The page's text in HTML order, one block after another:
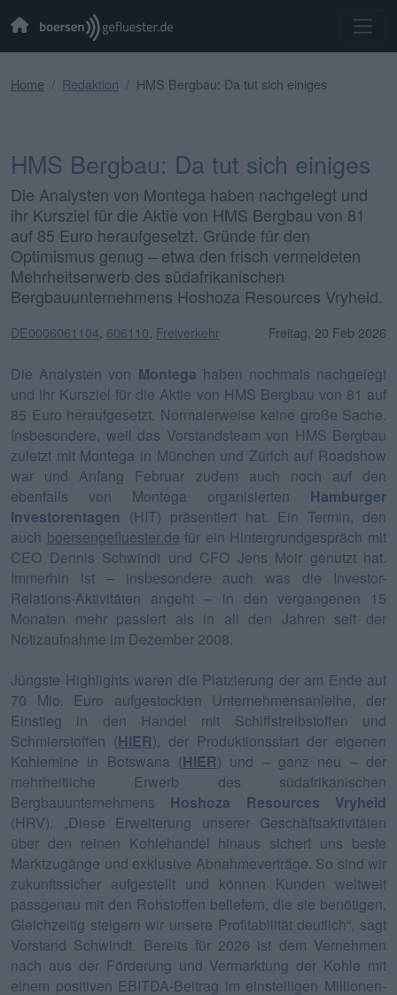
Home Redaktion HMS Bergbau: Da tut sich einiges
HMS Bergbau: Da tut sich einiges
Die Analysten von Montega haben nachgelegt und
ihr Kursziel für die Aktie von HMS Bergbau von 81
auf 85 Euro heraufgesetzt. Gründe für den
Optimismus genug – etwa den frisch vermeldeten
Mehrheitserwerb des südafrikanischen
Bergbauunternehmens Hoshoza Resources Vryheid.
DE0006061104 606110 Freiverkehr Freitag, 20 Feb 2026
Die Analysten von Montega haben nochmals nachgelegt
und ihr Kursziel für die Aktie von HMS Bergbau von 81 auf
85 Euro heraufgesetzt. Normalerweise keine große Sache.
Insbesondere, weil das Vorstandsteam von HMS Bergbau
zuletzt mit Montega in München und Zürich auf Roadshow
war und Anfang Februar zudem auch noch auf den
ebenfalls von Montega organisierten Hamburger
Investorentagen (HIT) präsentiert hat. Ein Termin, den
auch boersengefluester.de für ein Hintergrundgespräch mit
CEO Dennis Schwindt und CFO Jens Moir genutzt hat.
Immerhin ist – insbesondere auch was die Investor-
Relations-Aktivitäten angeht – in den vergangenen 15
Monaten mehr passiert als in all den Jahren seit der
Notizaufnahme im Dezember 2008.
Jüngste Highlights waren die Platzierung der am Ende auf
70 Mio. Euro aufgestockten Unternehmensanleihe, der
Einstieg in den Handel mit Schiffstreibstoffen und
Schmierstoffen (HIER), der Produktionsstart der eigenen
Kohlemine in Botswana (HIER) und – ganz neu – der
mehrheitliche Erwerb des südafrikanischen
Bergbauunternehmens Hoshoza Resources Vryheid
(HRV). „Diese Erweiterung unserer Geschäftsaktivitäten
über den reinen Kohlehandel hinaus sichert uns beste
Marktzugänge und exklusive Abnahmeverträge. So sind wir
zukunftssicher aufgestellt und können Kunden weltweit
passgenau mit den Rohstoffen beliefern, die sie benötigen.
Gleichzeitig steigern wir unsere Profitabilität deutlich“, sagt
Vorstand Schwindt. Bereits für 2026 ist dem Vernehmen
nach aus der Förderung und Vermarktung der Kohle mit
einem positiven EBITDA-Beitrag im einstelligen Millionen-